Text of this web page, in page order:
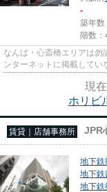
-
築年数
階数：
なんば・心斎橋エリアは勿
ンターネットに掲載してい
験豊富なスタッフがご対応
現
ホリビ
賃貸｜店舗事務所 JPR
地下鉄
地下鉄
地下鉄